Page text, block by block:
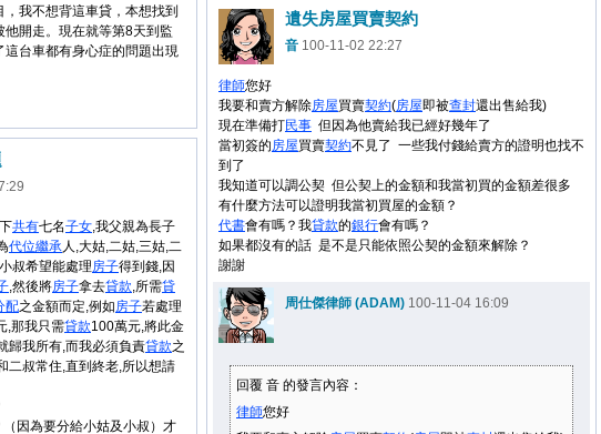
我不想背這車貸，本想找到
開走。現在就等第8天到監
這台車都有身心症的問題出現
遺失房屋買賣契約
音 100-11-02 22:27
律師您好
我要和賣方解除房屋買賣契約(房屋即被查封還出售給我)
現在準備打民事 但因為他賣給我已經好幾年了
當初簽的房屋買賣契約不見了 一些我付錢給賣方的證明也找不
到了
我知道可以調公契 但公契上的金額和我當初買的金額差很多
有什麼方法可以證明我當初買屋的金額？
代書會有嗎？我貸款的銀行會有嗎？
如果都沒有的話 是不是只能依照公契的金額來解除？
謝謝
周仕傑律師 (ADAM) 100-11-04 16:09
回覆 音 的發言內容：
律師您好
共有七名子女,我父親為長子
代位繼承人,大姑,二姑,三姑,二
叔希望能處理房子得到錢,因
,然後將房子拿去貸款,所需貸
配之金額而定,例如房子若處理
,那我只需貸款100萬元,將此金
歸我所有,而我必須負責貸款之
二叔常住,直到終老,所以想請
（因為要分給小姑及小叔）才